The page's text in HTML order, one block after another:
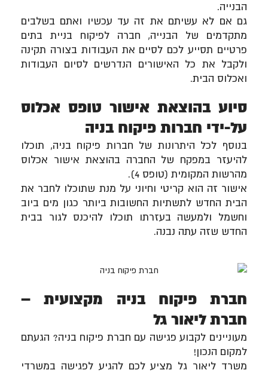
הבנייה.
גם אם לא עשיתם את זה עד עכשיו ואתם בשלבים
מתקדמים של הבנייה, חברה לפיקוח בניית בתים
פרטיים תסייע לכם לסיים את העבודות בצורה תקינה
ולקבל את כל האישורים הנדרשים לסיום העבודות
ואכלוס הבית.
סיוע בהוצאת אישור טופס אכלוס
על-ידי חברות פיקוח בניה
בנוסף לכל היתרונות של חברות פיקוח בניה, תוכלו
להיעזר במפקח של החברה בהוצאת אישור אכלוס
מהרשות המקומית (טופס 4).
אישור זה הוא קריטי וחיוני על מנת שתוכלו לחבר את
הבית החדש לתשתיות החשובות ביותר כגון מים ביוב
וחשמל ולמעשה בעזרתו תוכלו להיכנס לגור בבית
החדש שזה עתה נבנה.
חברת פיקוח בניה מקצועית –
חברת ליאור גל
מעוניינים לקבוע פגישה עם חברת פיקוח בניה? הגעתם
למקום הנכון!
משרד ליאור גל מציע לכם להגיע לפגישה במשרדי